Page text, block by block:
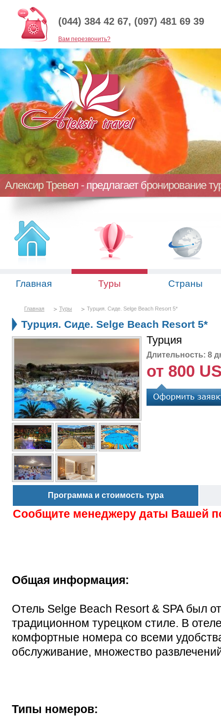
(044) 384 42 67, (097) 481 69 39
Baм перезвонить?
Алексир Тревел - предлагает бронирование
Главная Туры Страны
Главная Туры Турция. Cиде. Selge Beach Resort 5*
Турция. Cиде. Selge Beach Resort 5*
Турция
Длительность: 8
от 800
Программа и стоимость тура
Сообщите менеджеру даты Вашей
Общая информация:
Отель Selge Beach Resort & SPA был
традиционном турецком стиле. В
комфортные номера со всеми
обслуживание, множество
Типы номеров: